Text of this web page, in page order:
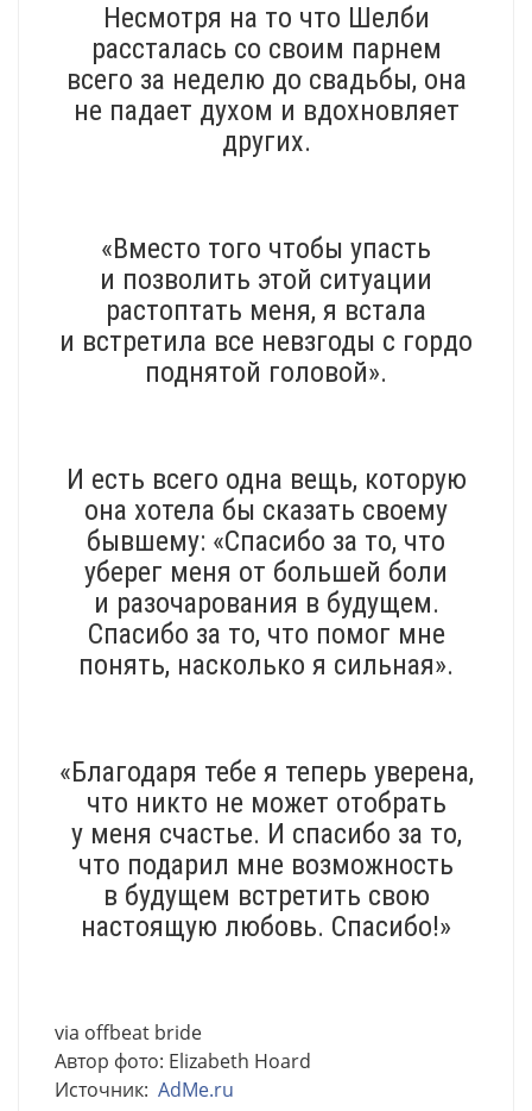
Несмотря на то что Шелби
рассталась со своим парнем
всего за неделю до свадьбы, она
не падает духом и вдохновляет
других.
«Вместо того чтобы упасть
и позволить этой ситуации
растоптать меня, я встала
и встретила все невзгоды с гордо
поднятой головой».
И есть всего одна вещь, которую
она хотела бы сказать своему
бывшему: «Спасибо за то, что
уберег меня от большей боли
и разочарования в будущем.
Спасибо за то, что помог мне
понять, насколько я сильная».
«Благодаря тебе я теперь уверена,
что никто не может отобрать
у меня счастье. И спасибо за то,
что подарил мне возможность
в будущем встретить свою
настоящую любовь. Спасибо!»
via offbeat bride
Автор фото: Elizabeth Hoard
Источник: AdMe.ru